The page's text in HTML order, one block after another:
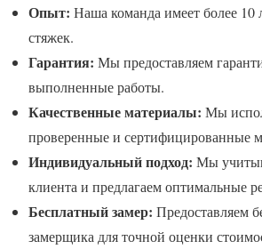
Опыт: Наша команда имеет более 10
стяжек.
Гарантия: Мы предоставляем
выполненные работы.
Качественные материалы: Мы
проверенные и сертифицированные
Индивидуальный подход: Мы
клиента и предлагаем оптимальные
Бесплатный замер: Предоставляем
замерщика для точной оценки